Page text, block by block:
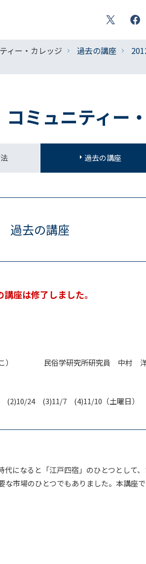
ィー・カレッジ 過去の講座
コミュニティー
過去の講座
過去の講座
講座は修了しました。
こ） 民俗学研究所研究員 中村 洋子
(2)10/24 (3)11/7 (4)11/10（土曜日） ※
になると「江戸四宿」のひとつとして
市場のひとつでもありました。本講座